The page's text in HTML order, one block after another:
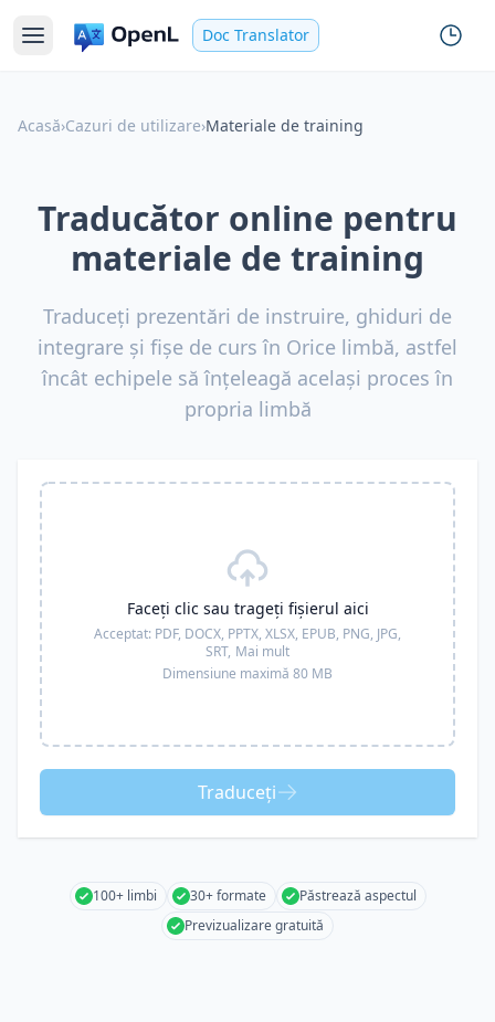
Doc Translator
Acasă›Cazuri de utilizare›Materiale de training
Traducător online pentru
materiale de training
Traduceți prezentări de instruire, ghiduri de
integrare și fișe de curs în Orice limbă, astfel
încât echipele să înțeleagă același proces în
propria limbă
Faceți clic sau trageți fișierul aici
Acceptat: PDF, DOCX, PPTX, XLSX, EPUB, PNG, JPG,
SRT, Mai mult
Dimensiune maximă 80 MB
Traduceți
100+ limbi 30+ formate
Păstrează aspectul
Previzualizare gratuită